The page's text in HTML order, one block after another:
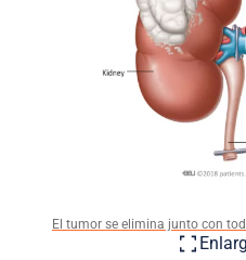
El tumor se elimina junto con